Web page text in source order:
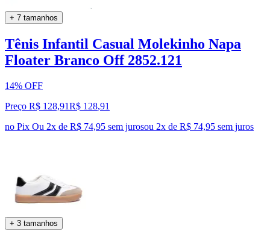
+ 7 tamanhos
Tênis Infantil Casual Molekinho Napa
Floater Branco Off 2852.121
14% OFF
Preço R$ 128,91R$ 128,91
no Pix Ou 2x de R$ 74,95 sem jurosou 2x de R$ 74,95 sem juros
+ 3 tamanhos